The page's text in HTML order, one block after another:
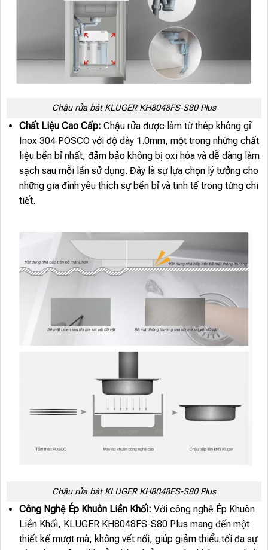
Chậu rửa bát KLUGER KH8048FS-S80 Plus
Chất Liệu Cao Cấp: Chậu rửa được làm từ thép không gỉ
Inox 304 POSCO với độ dày 1.0mm, một trong những chất
liệu bền bỉ nhất, đảm bảo không bị oxi hóa và dễ dàng làm
sạch sau mỗi lần sử dụng. Đây là sự lựa chọn lý tưởng cho
những gia đình yêu thích sự bền bỉ và tinh tế trong từng chi
tiết.
Chậu rửa bát KLUGER KH8048FS-S80 Plus
Công Nghệ Ép Khuôn Liền Khối: Với công nghệ Ép Khuôn
Liền Khối, KLUGER KH8048FS-S80 Plus mang đến một
thiết kế mượt mà, không vết nối, giúp giảm thiểu tối đa sự